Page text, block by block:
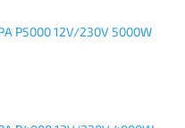
P5000 12V/230V 5000W